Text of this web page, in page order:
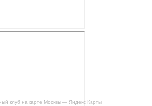
клуб на карте Москвы — Яндекс Карты